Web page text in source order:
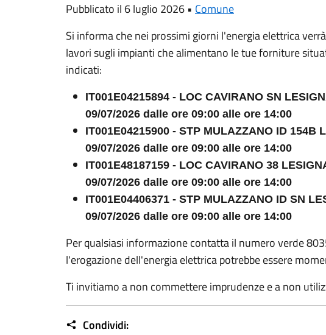
Pubblicato il 6 luglio 2026 • Comune
Si informa che nei prossimi giorni l'energia elettrica
lavori sugli impianti che alimentano le tue forniture
indicati:
IT001E04215894 - LOC CAVIRANO SN
09/07/2026 dalle ore 09:00 alle ore 14:00
IT001E04215900 - STP MULAZZANO ID 154B
09/07/2026 dalle ore 09:00 alle ore 14:00
IT001E48187159 - LOC CAVIRANO 38
09/07/2026 dalle ore 09:00 alle ore 14:00
IT001E04406371 - STP MULAZZANO ID SN
09/07/2026 dalle ore 09:00 alle ore 14:00
Per qualsiasi informazione contatta il numero verde
l'erogazione dell'energia elettrica potrebbe essere
Ti invitiamo a non commettere imprudenze e a non
Condividi: